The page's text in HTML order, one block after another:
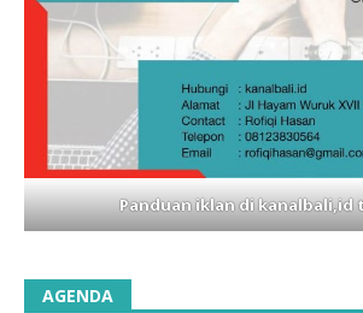
Panduan iklan di kanalbali,id
AGENDA